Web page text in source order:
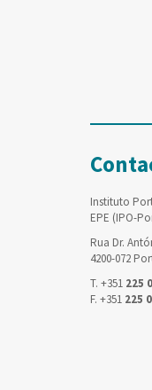
Instituto
EPE (IPO-
Rua Dr.
4200-072
T. +351 225
F. +351 225